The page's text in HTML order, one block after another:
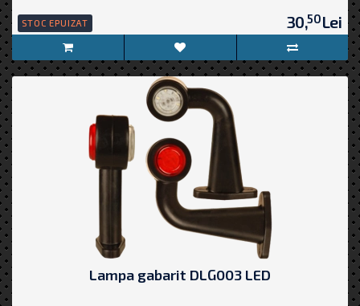
STOC EPUIZAT 30,50Lei
Lampa gabarit DLG003 LED